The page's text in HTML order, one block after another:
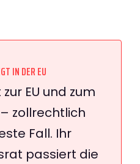
IN DER EU
EU und zum
zollrechtlich
Fall. Ihr
passiert die